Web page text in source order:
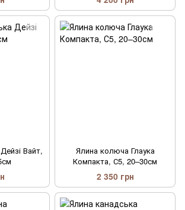
Вайт,
Ялина колюча Глаука
Компакта, С5, 20–30см
2 350 грн